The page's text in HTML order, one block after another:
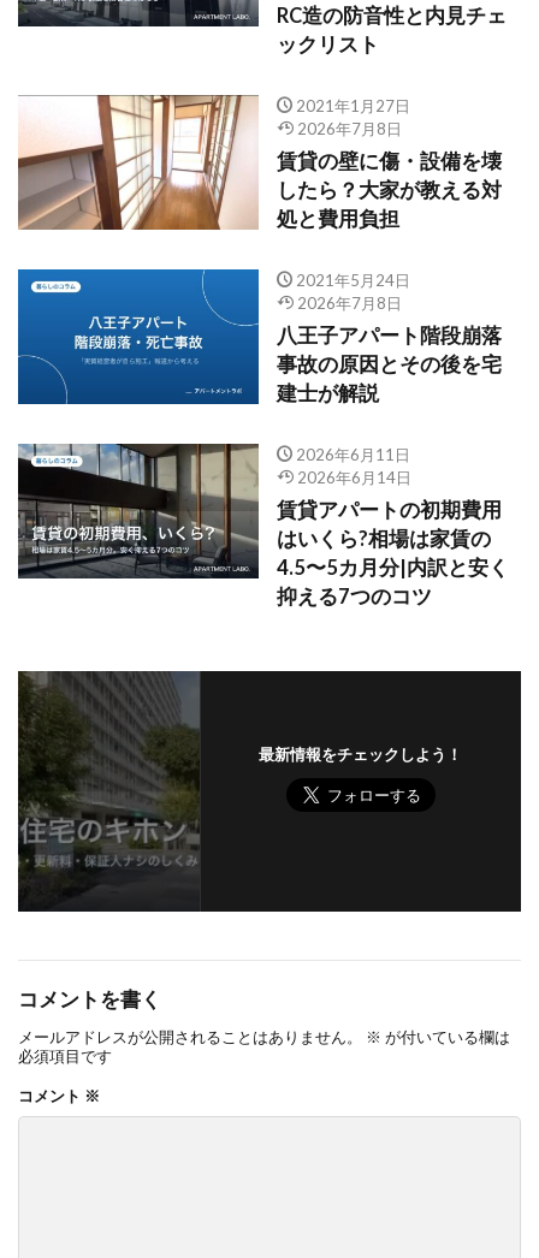
RC造の防音性と内見チェ
ックリスト
2021年1月27日
2026年7月8日
賃貸の壁に傷・設備を壊
したら？大家が教える対
処と費用負担
2021年5月24日
2026年7月8日
八王子アパート階段崩落
事故の原因とその後を宅
建士が解説
2026年6月11日
2026年6月14日
賃貸アパートの初期費用
はいくら?相場は家賃の
4.5〜5カ月分|内訳と安く
抑える7つのコツ
最新情報をチェックしよう！
コメントを書く
メールアドレスが公開されることはありません。 ※ が付いている欄は
必須項目です
コメント ※